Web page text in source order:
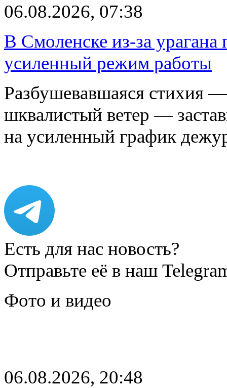
06.08.2026, 07:38
В Смоленске из-за
усиленный режим работы
Разбушевавшаяся стихия
шквалистый ветер —
на усиленный график
Есть для нас новость?
Отправьте её в наш
Фото и видео
06.08.2026, 20:48